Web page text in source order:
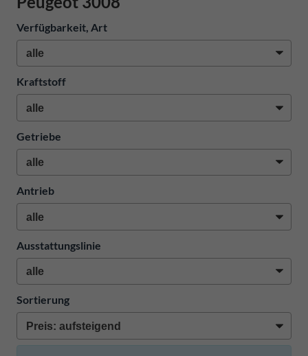
Verfügbarkeit, Art
Kraftstoff
Getriebe
Antrieb
Ausstattungslinie
Sortierung